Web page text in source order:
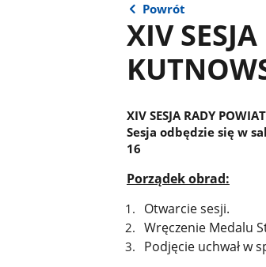
Powrót
XIV
XIV SESJA RADY
Sesja odbędzie się w
16
Porządek obrad:
Otwarcie sesji.
Wręczenie Medalu
Podjęcie uchwał w